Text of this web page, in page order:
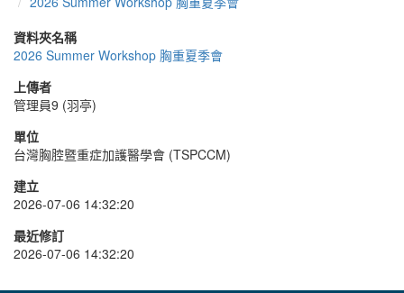
資料夾名稱
2026 Summer Workshop 胸重夏季會
上傳者
管理員9 (羽亭)
單位
台灣胸腔暨重症加護醫學會 (TSPCCM)
建立
2026-07-06 14:32:20
最近修訂
2026-07-06 14:32:20